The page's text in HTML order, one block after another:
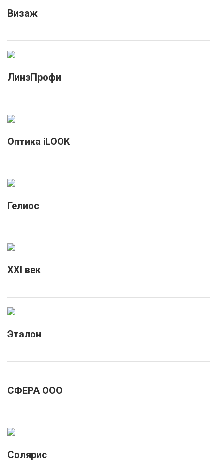
Визаж
ЛинзПрофи
Оптика iLOOK
Гелиос
XXI век
Эталон
СФЕРА ООО
Солярис